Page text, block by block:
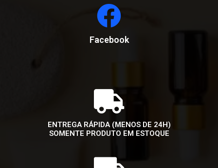
Facebook
ENTREGA RÁPIDA (MENOS DE 24H)
SOMENTE PRODUTO EM ESTOQUE